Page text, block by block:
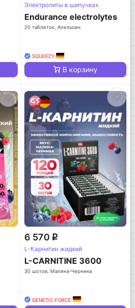
Электролиты в шипучках
Endurance electrolytes
20 таблеток, Апельсин
SQUEEZY
В корзину
6 570 q
L-Карнитин жидкий
L-CARNITINE 3600
30 шотов, Малина-Черника
GENETIC FORCE